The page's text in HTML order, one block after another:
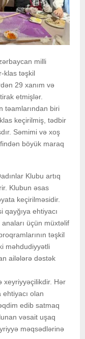
milli
klas təşkil
29 xanım və
etmişlər.
təamlarından biri
keçirilmiş, tədbir
Səmimi və xoş
böyük maraq
Klubu artıq
Klubun əsas
keçirilməsidir.
ehtiyacı
üçün müxtəlif
təşkil
məhdudiyyətli
ailələrə dəstək
xeyriyyəçilikdir. Hər
olan
edib satmaq
vəsait uşaq
məqsədlərinə